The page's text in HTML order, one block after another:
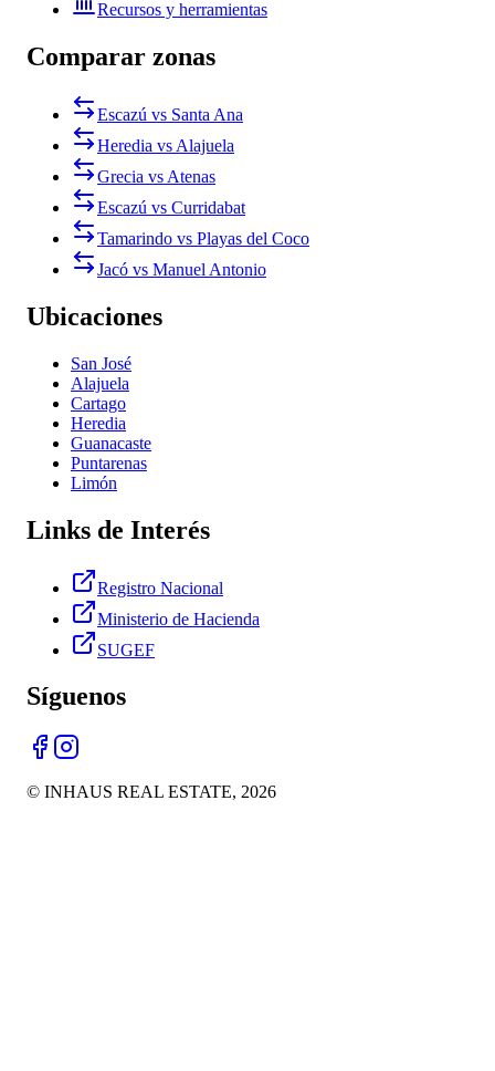
Recursos y herramientas
Comparar zonas
Escazú vs Santa Ana
Heredia vs Alajuela
Grecia vs Atenas
Escazú vs Curridabat
Tamarindo vs Playas del Coco
Jacó vs Manuel Antonio
Ubicaciones
San José
Alajuela
Cartago
Heredia
Guanacaste
Puntarenas
Limón
Links de Interés
Registro Nacional
Ministerio de Hacienda
SUGEF
Síguenos
© INHAUS REAL ESTATE, 2026